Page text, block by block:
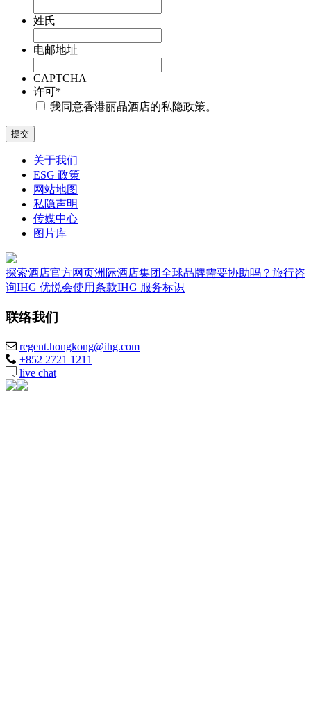
姓氏
电邮地址
CAPTCHA
许可*
我同意香港丽晶酒店的私隐政策。
关于我们
ESG 政策
网站地图
私隐声明
传媒中心
图片库
探索酒店官方网页洲际酒店集团全球品牌需要协助吗？ 旅行咨
询IHG 优悦会使用条款IHG 服务标识
联络我们
regent.hongkong@ihg.com
+852 2721 1211
live chat